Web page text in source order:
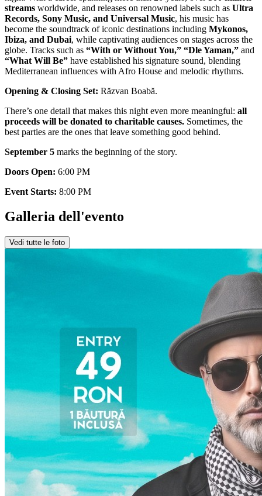
streams worldwide, and releases on renowned labels such as Ultra
Records, Sony Music, and Universal Music, his music has
become the soundtrack of iconic destinations including Mykonos,
Ibiza, and Dubai, while captivating audiences on stages across the
globe. Tracks such as “With or Without You,” “Dle Yaman,” and
“What Will Be” have established his signature sound, blending
Mediterranean influences with Afro House and melodic rhythms.
Opening & Closing Set: Răzvan Boabă.
There’s one detail that makes this night even more meaningful: all
proceeds will be donated to charitable causes. Sometimes, the
best parties are the ones that leave something good behind.
September 5 marks the beginning of the story.
Doors Open: 6:00 PM
Event Starts: 8:00 PM
Galleria dell'evento
Vedi tutte le foto